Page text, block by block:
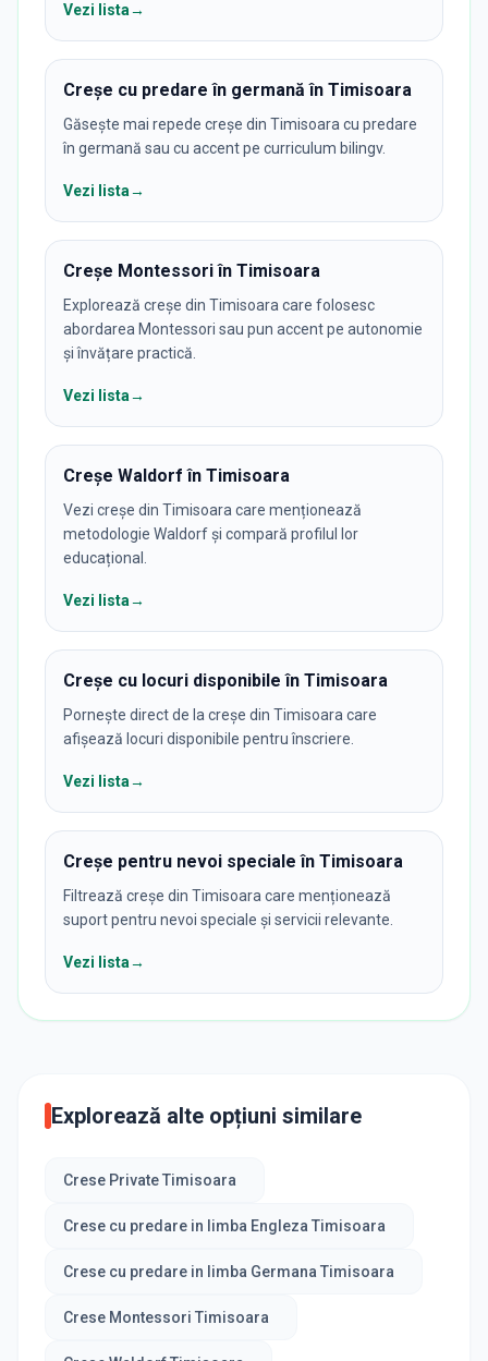
Vezi lista→
Creșe cu predare în germană în Timisoara
Găsește mai repede creșe din Timisoara cu predare
în germană sau cu accent pe curriculum bilingv.
Vezi lista→
Creșe Montessori în Timisoara
Explorează creșe din Timisoara care folosesc
abordarea Montessori sau pun accent pe autonomie
și învățare practică.
Vezi lista→
Creșe Waldorf în Timisoara
Vezi creșe din Timisoara care menționează
metodologie Waldorf și compară profilul lor
educațional.
Vezi lista→
Creșe cu locuri disponibile în Timisoara
Pornește direct de la creșe din Timisoara care
afișează locuri disponibile pentru înscriere.
Vezi lista→
Creșe pentru nevoi speciale în Timisoara
Filtrează creșe din Timisoara care menționează
suport pentru nevoi speciale și servicii relevante.
Vezi lista→
Explorează alte opțiuni similare
Crese Private Timisoara
Crese cu predare in limba Engleza Timisoara
Crese cu predare in limba Germana Timisoara
Crese Montessori Timisoara